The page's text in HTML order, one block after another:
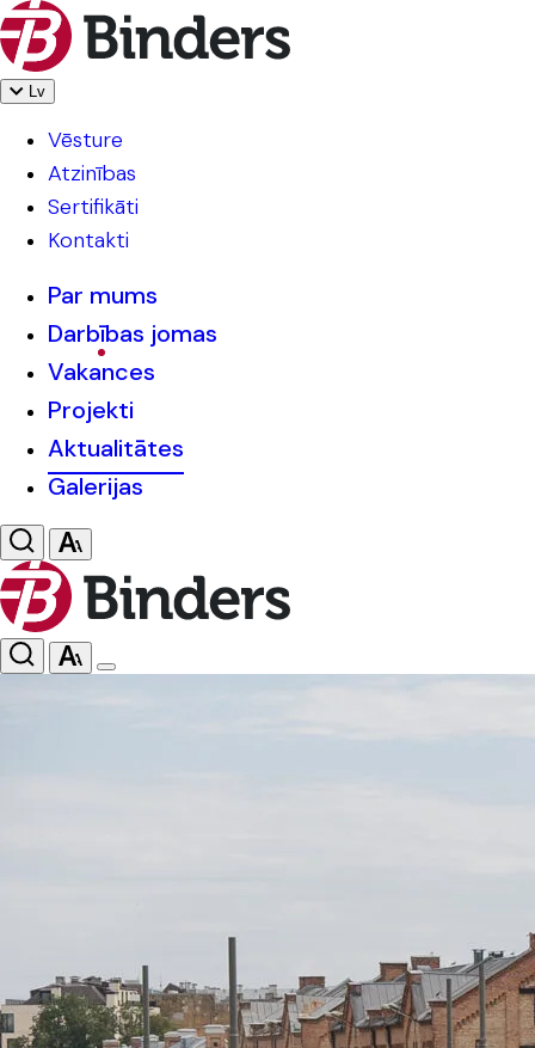
Lv
Vēsture
Atzinības
Sertifikāti
Kontakti
Par mums
Darbības jomas
Vakances
Projekti
Aktualitātes
Galerijas